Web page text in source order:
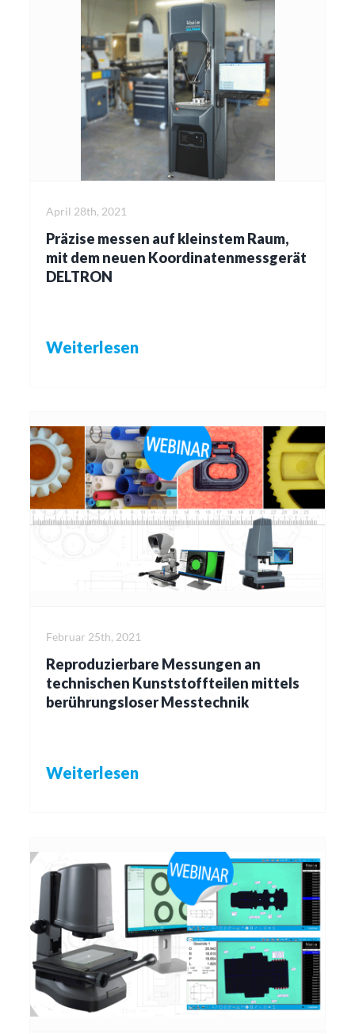
Präzise messen auf kleinstem Raum,
mit dem neuen Koordinatenmessgerät
DELTRON
April 28th, 2021
Weiterlesen
Reproduzierbare Messungen an
technischen Kunststoffteilen mittels
berührungsloser Messtechnik
Februar 25th, 2021
Weiterlesen